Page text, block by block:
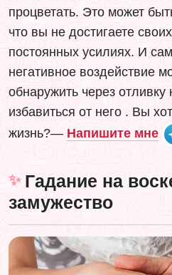
процветать. Это может
что вы не достигаете
постоянных усилиях. И
негативное воздействие
обнаружить через
избавиться от него . Вы
жизнь?— Напишите мне
Гадание на
замужество